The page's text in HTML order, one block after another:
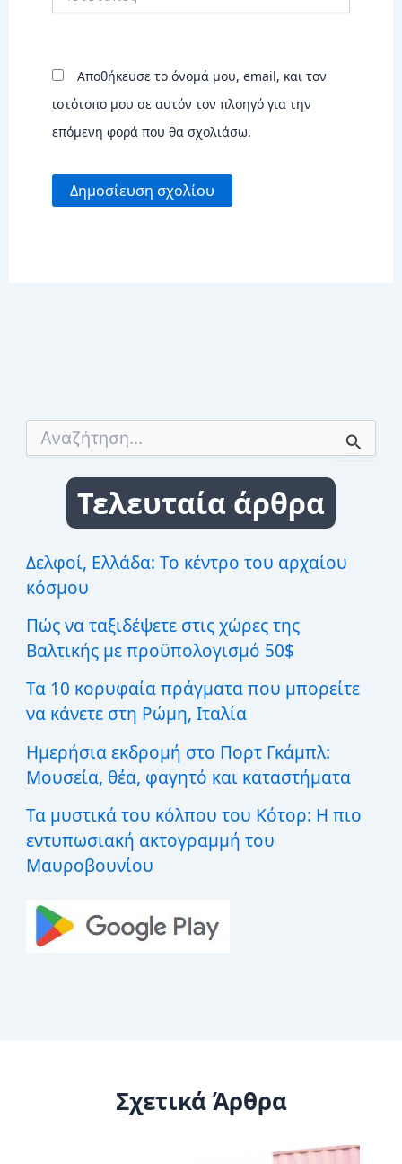
Αποθήκευσε το όνομά μου, email, και τον
ιστότοπο μου σε αυτόν τον πλοηγό για την
επόμενη φορά που θα σχολιάσω.
σ
η
γ
α
:
Τελευταία άρθρα
Δελφοί, Ελλάδα: Το κέντρο του αρχαίου
κόσμου
Πώς να ταξιδέψετε στις χώρες της
Βαλτικής με προϋπολογισμό 50$
Τα 10 κορυφαία πράγματα που μπορείτε
να κάνετε στη Ρώμη, Ιταλία
Ημερήσια εκδρομή στο Πορτ Γκάμπλ:
Μουσεία, θέα, φαγητό και καταστήματα
Τα μυστικά του κόλπου του Κότορ: Η πιο
εντυπωσιακή ακτογραμμή του
Μαυροβουνίου
Σχετικά Άρθρα